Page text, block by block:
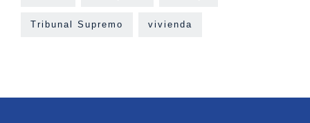
Tribunal Supremo vivienda